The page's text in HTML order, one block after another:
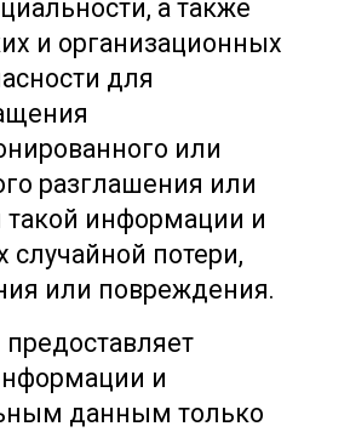
а также
и организационных
для
или
разглашения или
такой информации и
случайной потери,
или повреждения.
и
данным только